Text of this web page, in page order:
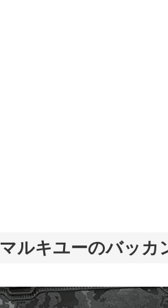
マルキユーのバッカ